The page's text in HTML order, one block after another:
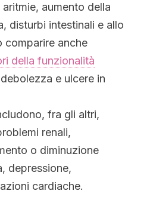
aumento della
disturbi intestinali e allo
comparire anche
della funzionalità
e ulcere in
fra gli altri,
renali,
o diminuzione
depressione,
cardiache.